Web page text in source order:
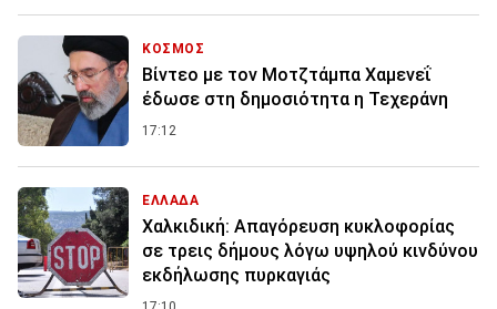
ΚΟΣΜΟΣ
Βίντεο με τον Μοτζτάμπα Χαμενεΐ
έδωσε στη δημοσιότητα η Τεχεράνη
17:12
ΕΛΛΑΔΑ
Χαλκιδική: Απαγόρευση κυκλοφορίας
σε τρεις δήμους λόγω υψηλού κινδύνου
εκδήλωσης πυρκαγιάς